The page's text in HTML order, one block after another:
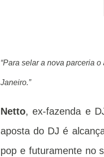
“Para selar a nova parceria
Janeiro.”
Netto, ex-fazenda e
aposta do DJ é
pop e futuramente no